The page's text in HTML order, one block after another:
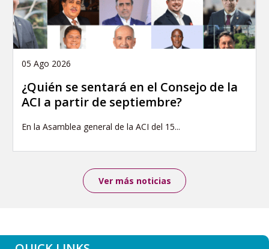
05 Ago 2026
¿Quién se sentará en el Consejo de la
ACI a partir de septiembre?
En la Asamblea general de la ACI del 15...
Ver más noticias